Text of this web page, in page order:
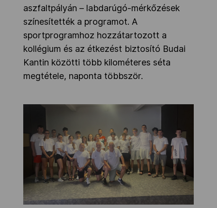
aszfaltpályán – labdarúgó-mérkőzések
színesítették a programot. A
sportprogramhoz hozzátartozott a
kollégium és az étkezést biztosító Budai
Kantin közötti több kilométeres séta
megtétele, naponta többször.